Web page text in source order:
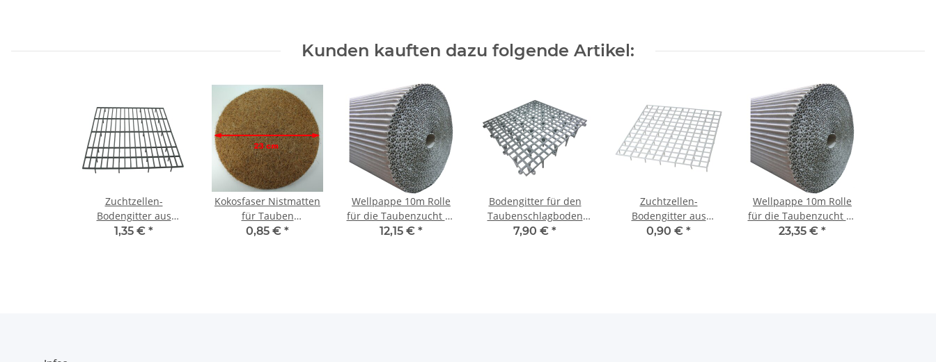
Kunden kauften dazu folgende Artikel:
Zuchtzellen-
Bodengitter aus
Kunststoff KLEIN -
1,35 € *
Kokosfaser Nistmatten
für Tauben
Taubenzubehör 23cm
0,85 € *
Wellpappe 10m Rolle
für die Taubenzucht 40
cm
12,15 € *
Bodengitter für den
Taubenschlagboden
Taubenzubehör
7,90 € *
Zuchtzellen-
Bodengitter aus
Kunststoff KLEIN -
0,90 € *
Wellpappe 10m Rolle
für die Taubenzucht 70
cm
23,35 € *